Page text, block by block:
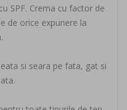
SPF. Crema cu factor de
de orice expunere la
si seara pe fata, gat si